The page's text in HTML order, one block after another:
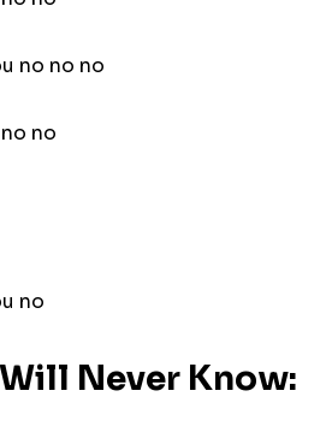
no no no
no
no
Never Know: